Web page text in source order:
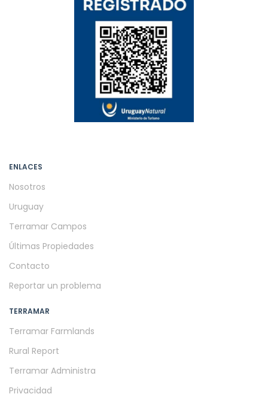
ENLACES
Nosotros
Uruguay
Terramar Campos
Últimas Propiedades
Contacto
Reportar un problema
TERRAMAR
Terramar Farmlands
Rural Report
Terramar Administra
Privacidad